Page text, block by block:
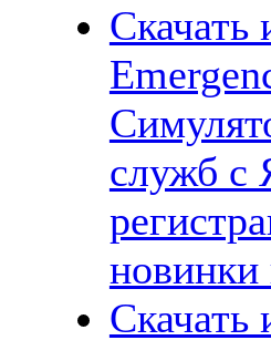
служб с
Скачать